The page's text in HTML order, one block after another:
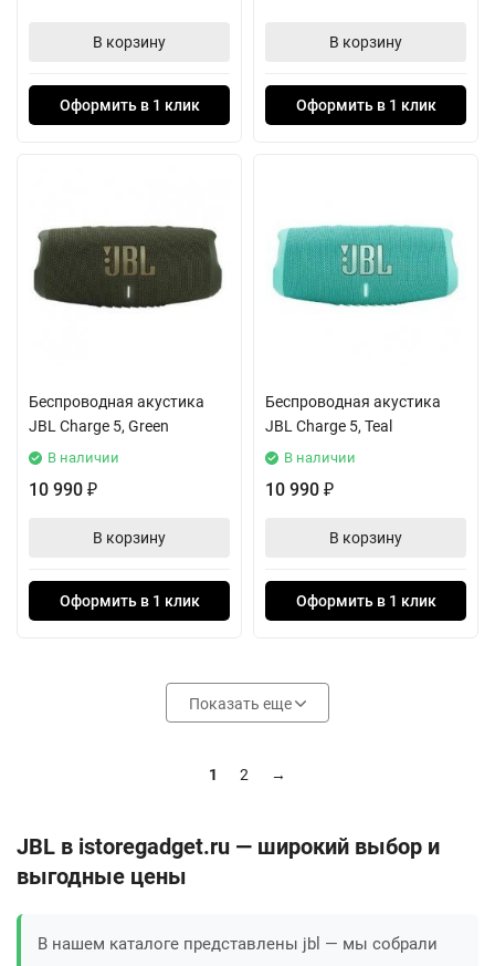
В корзину
Оформить в 1 клик
В корзину
Оформить в 1 клик
Беспроводная акустика
JBL Charge 5, Green
В наличии
10 990 ₽
В корзину
Оформить в 1 клик
Беспроводная акустика
JBL Charge 5, Teal
В наличии
10 990 ₽
В корзину
Оформить в 1 клик
Показать еще
1 2 →
JBL в istoregadget.ru — широкий выбор и
выгодные цены
В нашем каталоге представлены jbl — мы собрали